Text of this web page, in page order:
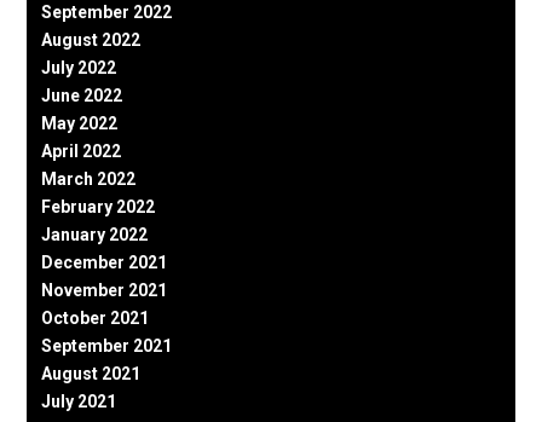
September 2022
August 2022
July 2022
June 2022
May 2022
April 2022
March 2022
February 2022
January 2022
December 2021
November 2021
October 2021
September 2021
August 2021
July 2021